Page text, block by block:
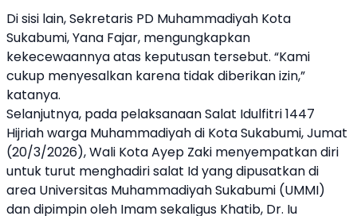
Di sisi lain, Sekretaris PD Muhammadiyah Kota
Sukabumi, Yana Fajar, mengungkapkan
kekecewaannya atas keputusan tersebut. “Kami
cukup menyesalkan karena tidak diberikan izin,”
katanya.
Selanjutnya, pada pelaksanaan Salat Idulfitri 1447
Hijriah warga Muhammadiyah di Kota Sukabumi, Jumat
(20/3/2026), Wali Kota Ayep Zaki menyempatkan diri
untuk turut menghadiri salat Id yang dipusatkan di
area Universitas Muhammadiyah Sukabumi (UMMI)
dan dipimpin oleh Imam sekaligus Khatib, Dr. Iu